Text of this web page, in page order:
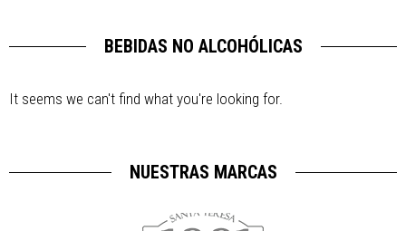
BEBIDAS NO ALCOHÓLICAS
It seems we can't find what you're looking for.
NUESTRAS MARCAS